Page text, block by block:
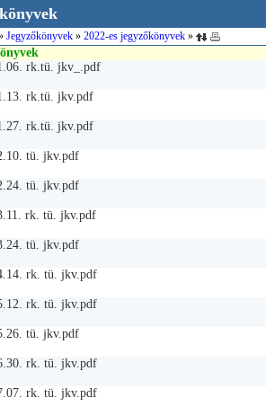
Jegyzőkönyvek » 2022-es jegyzőkönyvek »
rk.tü. jkv_.pdf
rk.tü. jkv.pdf
rk.tü. jkv.pdf
tü. jkv.pdf
tü. jkv.pdf
rk. tü. jkv.pdf
tü. jkv.pdf
rk. tü. jkv.pdf
rk. tü. jkv.pdf
tü. jkv.pdf
rk. tü. jkv.pdf
rk. tü. jkv.pdf